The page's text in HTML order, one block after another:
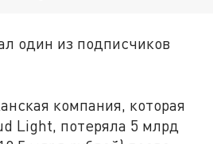
один из подписчиков
компания, которая
Light, потеряла 5 млрд